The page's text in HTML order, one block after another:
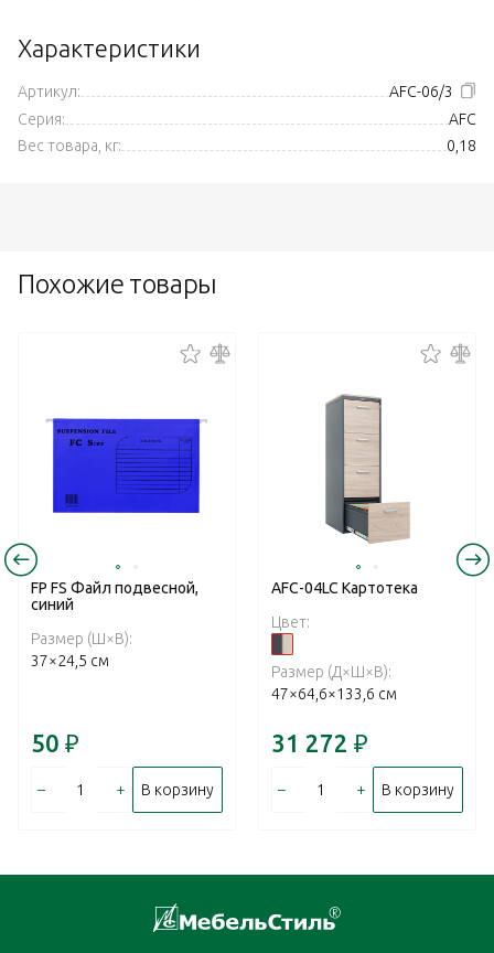
Характеристики
Артикул:
AFC-06/3
Серия:
AFC
Вес товара, кг:
0,18
Похожие товары
FP FS Файл подвесной,
синий
Размер (Ш×В):
37×24,5 см
50 ₽
– + В корзину
AFC-04LC Картотека
Цвет:
Размер (Д×Ш×В):
47×64,6×133,6 см
31 272 ₽
– + В корзину